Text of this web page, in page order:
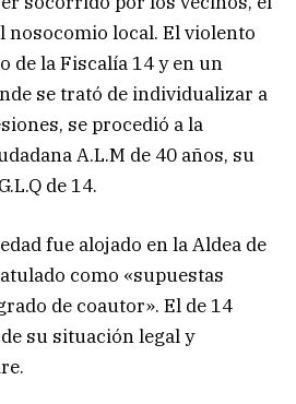
nosocomio local. El violento
de la Fiscalía 14 y en un
se trató de individualizar a
se procedió a la
A.L.M de 40 años, su
de 14.
fue alojado en la Aldea de
como «supuestas
de coautor». El de 14
su situación legal y